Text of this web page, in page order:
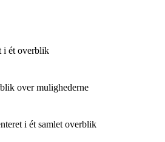
i ét overblik
over mulighederne
i ét samlet overblik